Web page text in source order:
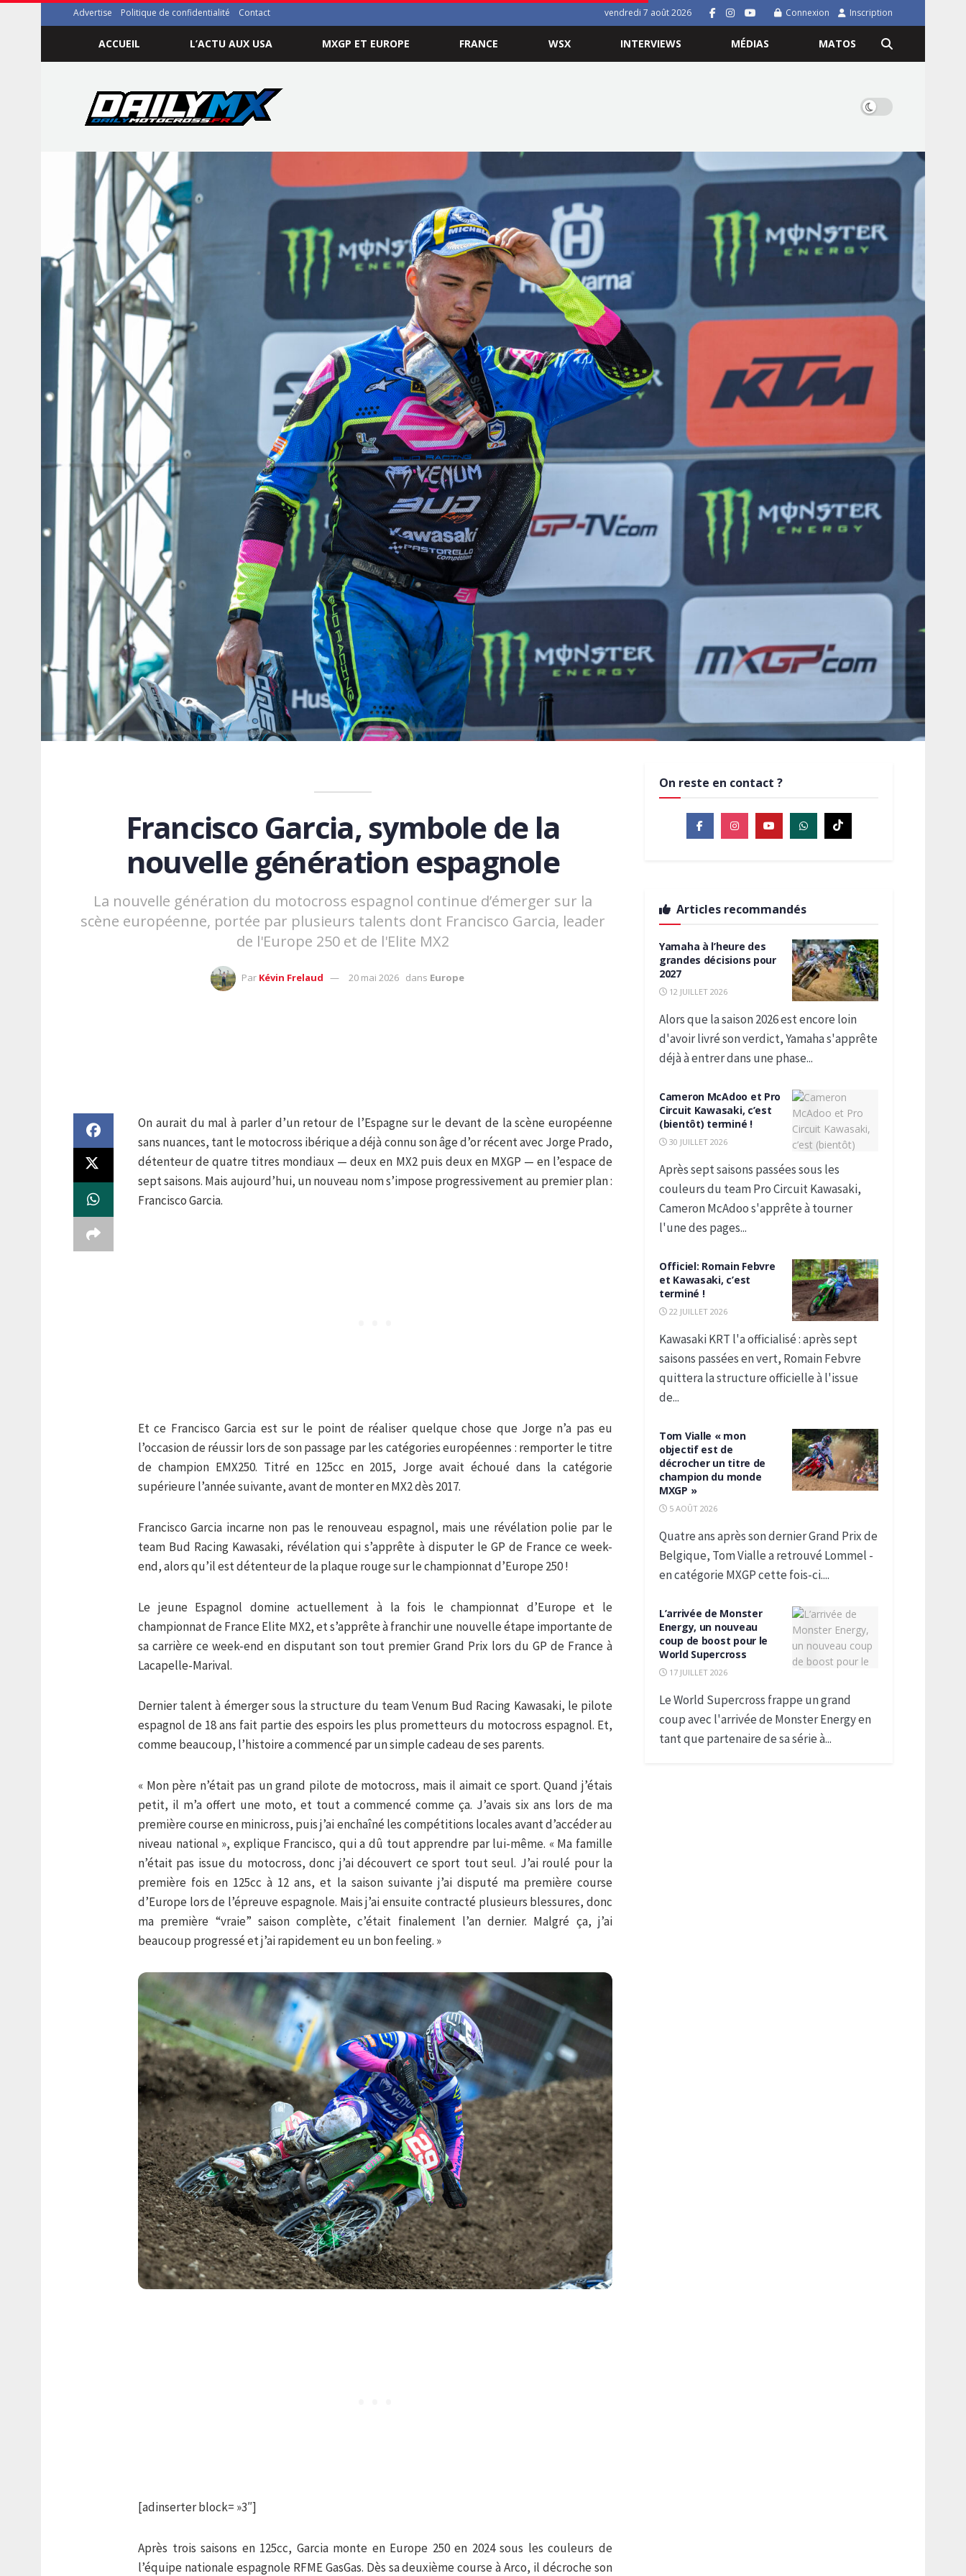
Advertise Politique de confidentialité Contact vendredi 7 août 2026 Connexion Inscription
ACCUEIL L’ACTU AUX USA MXGP ET EUROPE FRANCE WSX INTERVIEWS MÉDIAS MATOS
Francisco Garcia, symbole de la
nouvelle génération espagnole
La nouvelle génération du motocross espagnol continue d’émerger sur la
scène européenne, portée par plusieurs talents dont Francisco Garcia, leader
de l'Europe 250 et de l'Elite MX2
Par Kévin Frelaud 20 mai 2026 dans Europe
On aurait du mal à parler d’un retour de l’Espagne sur le devant de la scène européenne
sans nuances, tant le motocross ibérique a déjà connu son âge d’or récent avec Jorge Prado,
détenteur de quatre titres mondiaux — deux en MX2 puis deux en MXGP — en l’espace de
sept saisons. Mais aujourd’hui, un nouveau nom s’impose progressivement au premier plan :
Francisco Garcia.
Et ce Francisco Garcia est sur le point de réaliser quelque chose que Jorge n’a pas eu
l’occasion de réussir lors de son passage par les catégories européennes : remporter le titre
de champion EMX250. Titré en 125cc en 2015, Jorge avait échoué dans la catégorie
supérieure l’année suivante, avant de monter en MX2 dès 2017.
Francisco Garcia incarne non pas le renouveau espagnol, mais une révélation polie par le
team Bud Racing Kawasaki, révélation qui s’apprête à disputer le GP de France ce week-
end, alors qu’il est détenteur de la plaque rouge sur le championnat d’Europe 250 !
Le jeune Espagnol domine actuellement à la fois le championnat d’Europe et le
championnat de France Elite MX2, et s’apprête à franchir une nouvelle étape importante de
sa carrière ce week-end en disputant son tout premier Grand Prix lors du GP de France à
Lacapelle-Marival.
Dernier talent à émerger sous la structure du team Venum Bud Racing Kawasaki, le pilote
espagnol de 18 ans fait partie des espoirs les plus prometteurs du motocross espagnol. Et,
comme beaucoup, l’histoire a commencé par un simple cadeau de ses parents.
« Mon père n’était pas un grand pilote de motocross, mais il aimait ce sport. Quand j’étais
petit, il m’a offert une moto, et tout a commencé comme ça. J’avais six ans lors de ma
première course en minicross, puis j’ai enchaîné les compétitions locales avant d’accéder au
niveau national », explique Francisco, qui a dû tout apprendre par lui-même. « Ma famille
n’était pas issue du motocross, donc j’ai découvert ce sport tout seul. J’ai roulé pour la
première fois en 125cc à 12 ans, et la saison suivante j’ai disputé ma première course
d’Europe lors de l’épreuve espagnole. Mais j’ai ensuite contracté plusieurs blessures, donc
ma première “vraie” saison complète, c’était finalement l’an dernier. Malgré ça, j’ai
beaucoup progressé et j’ai rapidement eu un bon feeling. »
[adinserter block= »3″]
Après trois saisons en 125cc, Garcia monte en Europe 250 en 2024 sous les couleurs de
l’équipe nationale espagnole RFME GasGas. Dès sa deuxième course à Arco, il décroche son
On reste en contact ?
Articles recommandés
Yamaha à l’heure des
grandes décisions pour
2027
12 JUILLET 2026
Alors que la saison 2026 est encore loin
d'avoir livré son verdict, Yamaha s'apprête
déjà à entrer dans une phase...
Cameron McAdoo et Pro
Circuit Kawasaki, c’est
(bientôt) terminé !
30 JUILLET 2026
Après sept saisons passées sous les
couleurs du team Pro Circuit Kawasaki,
Cameron McAdoo s'apprête à tourner
l'une des pages...
Officiel: Romain Febvre
et Kawasaki, c’est
terminé !
22 JUILLET 2026
Kawasaki KRT l'a officialisé : après sept
saisons passées en vert, Romain Febvre
quittera la structure officielle à l'issue
de...
Tom Vialle « mon
objectif est de
décrocher un titre de
champion du monde
MXGP »
5 AOÛT 2026
Quatre ans après son dernier Grand Prix de
Belgique, Tom Vialle a retrouvé Lommel -
en catégorie MXGP cette fois-ci....
L’arrivée de Monster
Energy, un nouveau
coup de boost pour le
World Supercross
17 JUILLET 2026
Le World Supercross frappe un grand
coup avec l'arrivée de Monster Energy en
tant que partenaire de sa série à...